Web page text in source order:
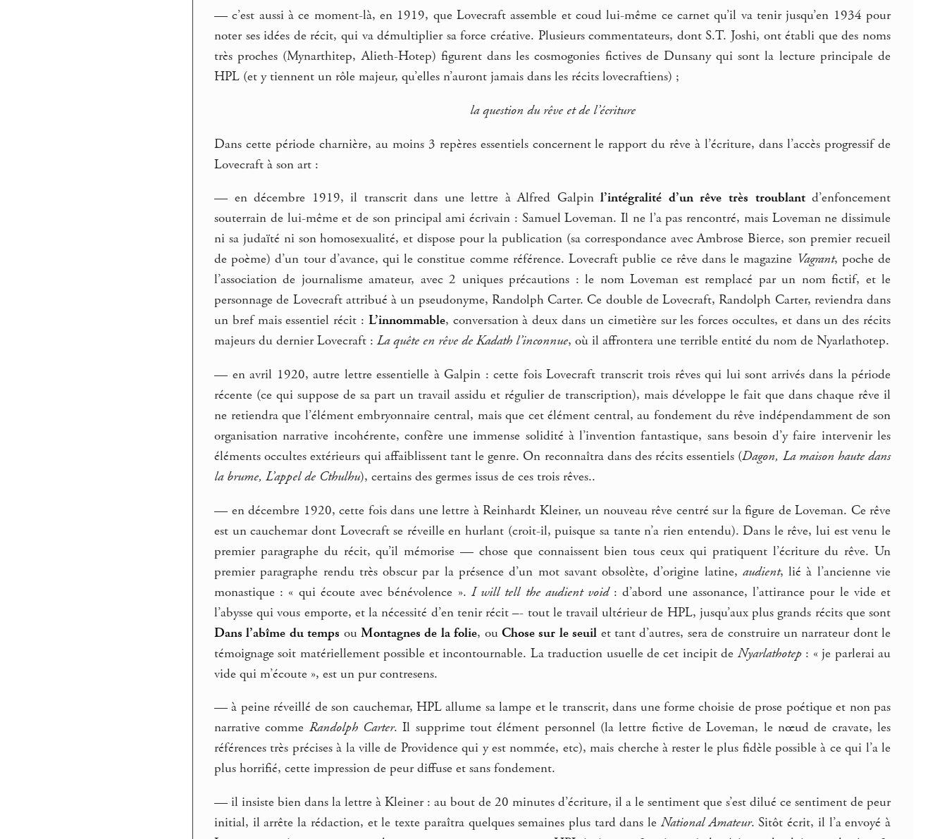
— c’est aussi à ce moment-là, en 1919, que Lovecraft assemble et coud lui-même ce carnet qu’il va tenir jusqu’en 1934 pour
noter ses idées de récit, qui va démultiplier sa force créative. Plusieurs commentateurs, dont S.T. Joshi, ont établi que des noms
très proches (Mynarthitep, Alieth-Hotep) figurent dans les cosmogonies fictives de Dunsany qui sont la lecture principale de
HPL (et y tiennent un rôle majeur, qu’elles n’auront jamais dans les récits lovecraftiens) ;
la question du rêve et de l’écriture
Dans cette période charnière, au moins 3 repères essentiels concernent le rapport du rêve à l’écriture, dans l’accès progressif de
Lovecraft à son art :
— en décembre 1919, il transcrit dans une lettre à Alfred Galpinl’intégralité d’un rêve très troublantd’enfoncement
souterrain de lui-même et de son principal ami écrivain : Samuel Loveman. Il ne l’a pas rencontré, mais Loveman ne dissimule
ni sa judaïté ni son homosexualité, et dispose pour la publication (sa correspondance avec Ambrose Bierce, son premier recueil
de poème) d’un tour d’avance, qui le constitue comme référence. Lovecraft publie ce rêve dans le magazine Vagrant, poche de
l’association de journalisme amateur, avec 2 uniques précautions : le nom Loveman est remplacé par un nom fictif, et le
personnage de Lovecraft attribué à un pseudonyme, Randolph Carter. Ce double de Lovecraft, Randolph Carter, reviendra dans
un bref mais essentiel récit : L’innommable, conversation à deux dans un cimetière sur les forces occultes, et dans un des récits
majeurs du dernier Lovecraft : La quête en rêve de Kadath l’inconnue, où il affrontera une terrible entité du nom de Nyarlathotep.
— en avril 1920, autre lettre essentielle à Galpin : cette fois Lovecraft transcrit trois rêves qui lui sont arrivés dans la période
récente (ce qui suppose de sa part un travail assidu et régulier de transcription), mais développe le fait que dans chaque rêve il
ne retiendra que l’élément embryonnaire central, mais que cet élément central, au fondement du rêve indépendamment de son
organisation narrative incohérente, confère une immense solidité à l’invention fantastique, sans besoin d’y faire intervenir les
éléments occultes extérieurs qui affaiblissent tant le genre. On reconnaîtra dans des récits essentiels (Dagon, La maison haute dans
la brume, L’appel de Cthulhu), certains des germes issus de ces trois rêves..
— en décembre 1920, cette fois dans une lettre à Reinhardt Kleiner, un nouveau rêve centré sur la figure de Loveman. Ce rêve
est un cauchemar dont Lovecraft se réveille en hurlant (croit-il, puisque sa tante n’a rien entendu). Dans le rêve, lui est venu le
premier paragraphe du récit, qu’il mémorise — chose que connaissent bien tous ceux qui pratiquent l’écriture du rêve. Un
premier paragraphe rendu très obscur par la présence d’un mot savant obsolète, d’origine latine, audient, lié à l’ancienne vie
monastique : « qui écoute avec bénévolence ». I will tell the audient void: d’abord une assonance, l’attirance pour le vide et
l’abysse qui vous emporte, et la nécessité d’en tenir récit –- tout le travail ultérieur de HPL, jusqu’aux plus grands récits que sont
Dans l’abîme du temps ou Montagnes de la folie, ou Chose sur le seuil et tant d’autres, sera de construire un narrateur dont le
témoignage soit matériellement possible et incontournable. La traduction usuelle de cet incipit de Nyarlathotep: « je parlerai au
vide qui m’écoute », est un pur contresens.
— à peine réveillé de son cauchemar, HPL allume sa lampe et le transcrit, dans une forme choisie de prose poétique et non pas
narrative comme Randolph Carter. Il supprime tout élément personnel (la lettre fictive de Loveman, le nœud de cravate, les
références très précises à la ville de Providence qui y est nommée, etc), mais cherche à rester le plus fidèle possible à ce qui l’a le
plus horrifié, cette impression de peur diffuse et sans fondement.
— il insiste bien dans la lettre à Kleiner : au bout de 20 minutes d’écriture, il a le sentiment que s’est dilué ce sentiment de peur
initial, il arrête la rédaction, et le texte paraîtra quelques semaines plus tard dans le National Amateur. Sitôt écrit, il l’a envoyé à